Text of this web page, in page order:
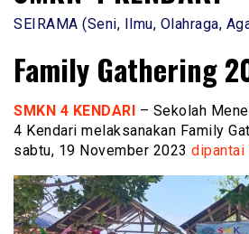
SEIRAMA (Seni, Ilmu, Olahraga,
Family Gathering
SMKN 4 KENDARI – Sekolah
4 Kendari melaksanakan Family
sabtu, 19 November 2023 dipantai